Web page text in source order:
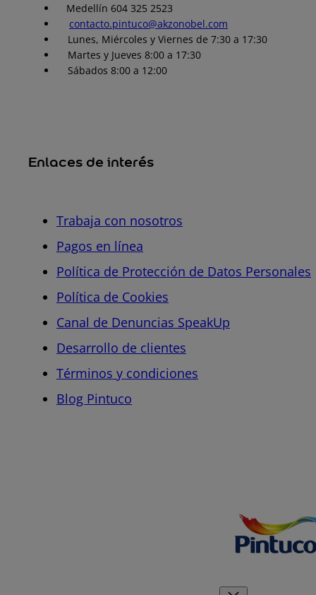
Medellín 604 325 2523
contacto.pintuco@akzonobel.com
Lunes, Miércoles y Viernes de 7:30 a 17:30
Martes y Jueves 8:00 a 17:30
Sábados 8:00 a 12:00
Enlaces de interés
Trabaja con nosotros
Pagos en línea
Política de Protección de Datos Personales
Política de Cookies
Canal de Denuncias SpeakUp
Desarrollo de clientes
Términos y condiciones
Blog Pintuco